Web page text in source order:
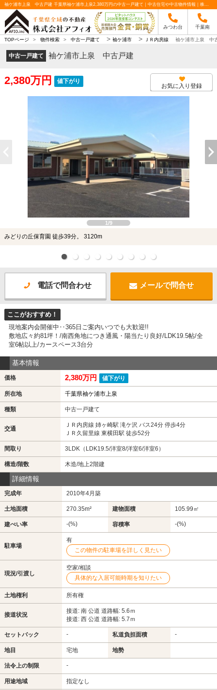
袖ケ浦市上泉 中古戸建 千葉県袖ケ浦市上泉2,380万円の中古一戸建て｜中古住宅や中古物件情報｜株式会社アフィオ
みつわ台 千葉南
TOPページ > 物件検索 > 中古一戸建て > 袖ケ浦市 > ＪＲ内房線 袖ケ浦市上泉 中
中古一戸建て 袖ケ浦市上泉 中古戸建
2,380万円 値下がり
お気に入り登録
1/9
みどりの丘保育園 徒歩39分。 3120m
電話で問合わせ メールで問合せ
ここがおすすめ！
現地案内会開催中‥365日ご案内いつでも大歓迎!!
敷地広々約81坪！/南西角地につき通風・陽当たり良好/LDK19.5帖/全
室6帖以上/カースペース3台分
基本情報
価格 2,380万円 値下がり
所在地 千葉県袖ケ浦市上泉
種類 中古一戸建て
交通
ＪＲ内房線 姉ヶ崎駅 滝ケ沢 バス24分 停歩4分
ＪＲ久留里線 東横田駅 徒歩52分
間取り 3LDK（LDK19.5/洋室8/洋室6/洋室6）
構造/階数 木造/地上2階建
詳細情報
完成年 2010年4月築
土地面積 270.35m² 建物面積 105.99㎡
建ぺい率 -(%) 容積率 -(%)
駐車場
有
この物件の駐車場を詳しく見たい
現況/引渡し
空家/相談
具体的な入居可能時期を知りたい
土地権利 所有権
接道状況
接道: 南 公道 道路幅: 5.6ｍ
接道: 西 公道 道路幅: 5.7ｍ
セットバック - 私道負担面積 -
地目 宅地 地勢
法令上の制限 -
用途地域 指定なし